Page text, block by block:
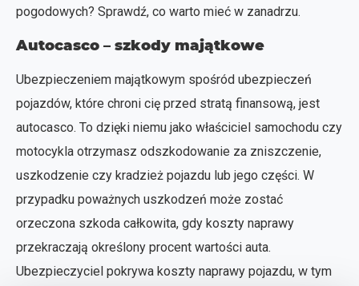
pogodowych? Sprawdź, co warto mieć w zanadrzu.
Autocasco – szkody majątkowe
Ubezpieczeniem majątkowym spośród ubezpieczeń
pojazdów, które chroni cię przed stratą finansową, jest
autocasco. To dzięki niemu jako właściciel samochodu czy
motocykla otrzymasz odszkodowanie za zniszczenie,
uszkodzenie czy kradzież pojazdu lub jego części. W
przypadku poważnych uszkodzeń może zostać
orzeczona szkoda całkowita, gdy koszty naprawy
przekraczają określony procent wartości auta.
Ubezpieczyciel pokrywa koszty naprawy pojazdu, w tym